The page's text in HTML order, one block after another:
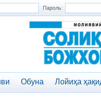
Пароль:
Обуна Лойиҳа